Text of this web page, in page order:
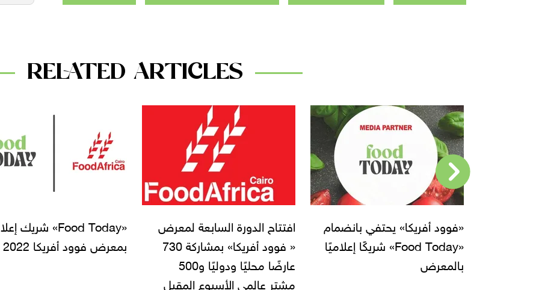
RELATED ARTICLES
افتتاح الدورة السابعة لمعرض
«Food Today» شريك إعلامي
بمعرض فوود أفريكا 2022
Food: نستهدف تصدير